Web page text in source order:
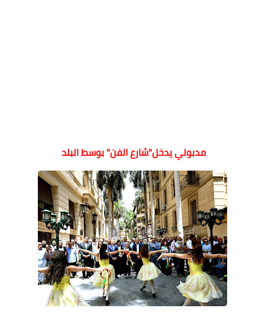
مدبولي يدخل"شارع الفن" بوسط البلد